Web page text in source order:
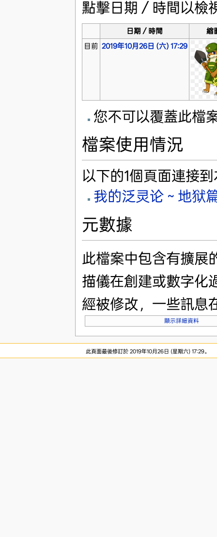
點擊日期／時間以檢
日期／時間
縮
目前 2019年10月26日 (六) 17:29
您不可以覆蓋此檔
檔案使用情況
以下的1個頁面連接
我的泛灵论～地狱
元數據
此檔案中包含有擴展
描儀在創建或數字化
經被修改，一些訊息
顯示詳細資料
此頁面最後修訂於 2019年10月26日 (星期六) 17:29。